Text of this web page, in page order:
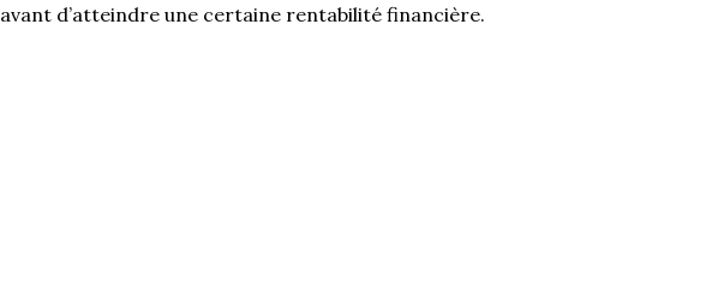
d’atteindre une certaine rentabilité financière.